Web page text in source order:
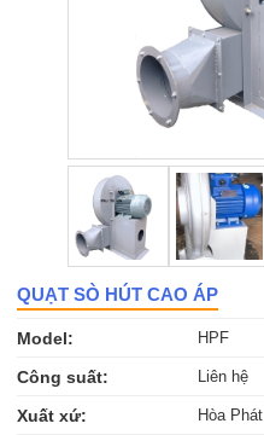
QUẠT SÒ HÚT CAO ÁP
Model: HPF
Công suất: Liên hệ
Xuất xứ: Hòa Phát